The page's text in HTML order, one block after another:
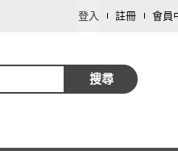
登入 註冊 會員
搜尋